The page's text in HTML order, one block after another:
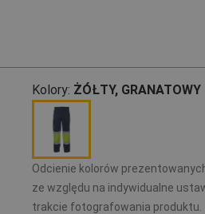
Kolory: ŻÓŁTY, GRANATOWY
Odcienie kolorów
ze względu na indywidualne
trakcie fotografowania produktu.